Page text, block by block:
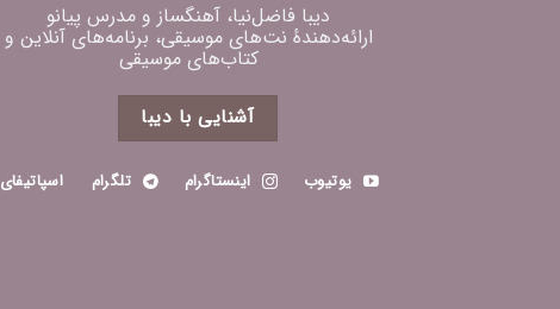
دیبا فاضل‌نیا، آهنگساز و مدرس پیانو
ارائه‌دهندهٔ نت‌های موسیقی، برنامه‌های آنلاین و
کتاب‌های موسیقی
آشنایی با دیبا
یوتیوب اینستاگرام تلگرام اسپاتیفای